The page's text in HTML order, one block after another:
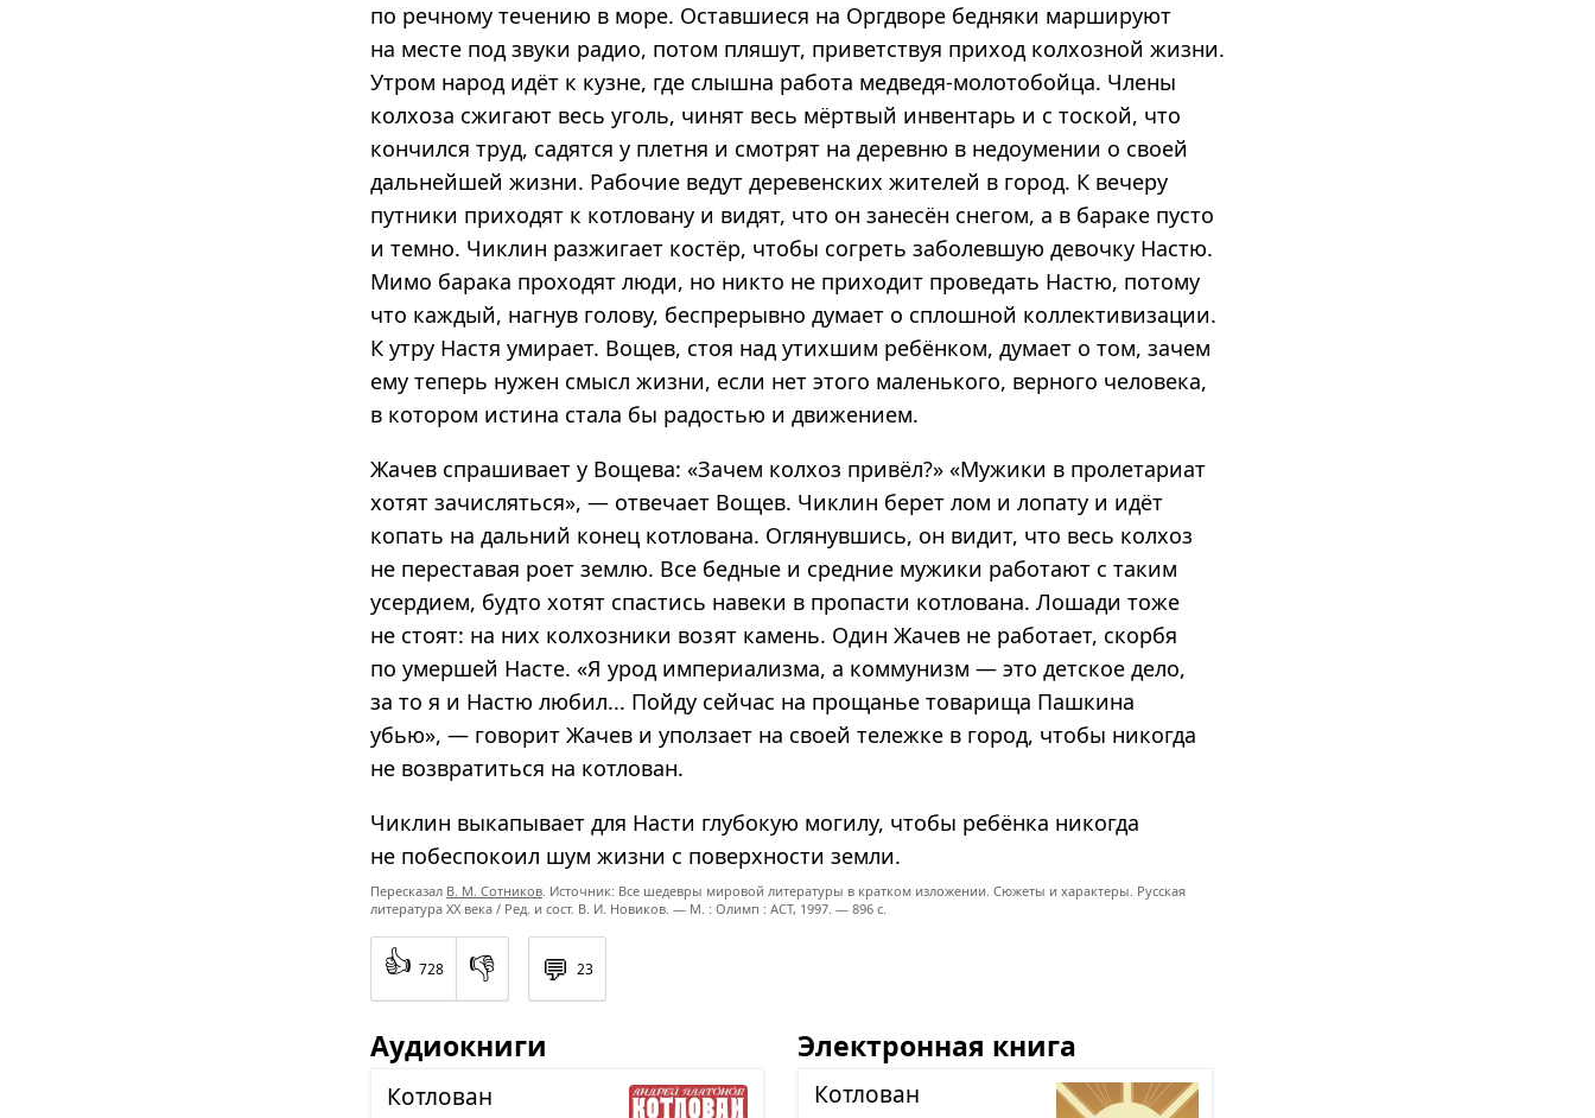
по речному течению в море. Оставшиеся на Оргдворе бедняки маршируют
на месте под звуки радио, потом пляшут, приветствуя приход колхозной жизни.
Утром народ идёт к кузне, где слышна работа медведя-молотобойца. Члены
колхоза сжигают весь уголь, чинят весь мёртвый инвентарь и с тоской, что
кончился труд, садятся у плетня и смотрят на деревню в недоумении о своей
дальнейшей жизни. Рабочие ведут деревенских жителей в город. К вечеру
путники приходят к котловану и видят, что он занесён снегом, а в бараке пусто
и темно. Чиклин разжигает костёр, чтобы согреть заболевшую девочку Настю.
Мимо барака проходят люди, но никто не приходит проведать Настю, потому
что каждый, нагнув голову, беспрерывно думает о сплошной коллективизации.
К утру Настя умирает. Вощев, стоя над утихшим ребёнком, думает о том, зачем
ему теперь нужен смысл жизни, если нет этого маленького, верного человека,
в котором истина стала бы радостью и движением.
Жачев спрашивает у Вощева: «Зачем колхоз привёл?» «Мужики в пролетариат
хотят зачисляться», — отвечает Вощев. Чиклин берет лом и лопату и идёт
копать на дальний конец котлована. Оглянувшись, он видит, что весь колхоз
не переставая роет землю. Все бедные и средние мужики работают с таким
усердием, будто хотят спастись навеки в пропасти котлована. Лошади тоже
не стоят: на них колхозники возят камень. Один Жачев не работает, скорбя
по умершей Насте. «Я урод империализма, а коммунизм — это детское дело,
за то я и Настю любил... Пойду сейчас на прощанье товарища Пашкина
убью», — говорит Жачев и уползает на своей тележке в город, чтобы никогда
не возвратиться на котлован.
Чиклин выкапывает для Насти глубокую могилу, чтобы ребёнка никогда
не побеспокоил шум жизни с поверхности земли.
Пересказал В. М. Сотников. Источник: Все шедевры мировой литературы в кратком изложении. Сюжеты и характеры. Русская
литература XX века / Ред. и сост. В. И. Новиков. — М. : Олимп : ACT, 1997. — 896 с.
👍 728 👎 💬 23
Аудиокниги
Кот­ло­ван
Электронная книга
Кот­ло­ван